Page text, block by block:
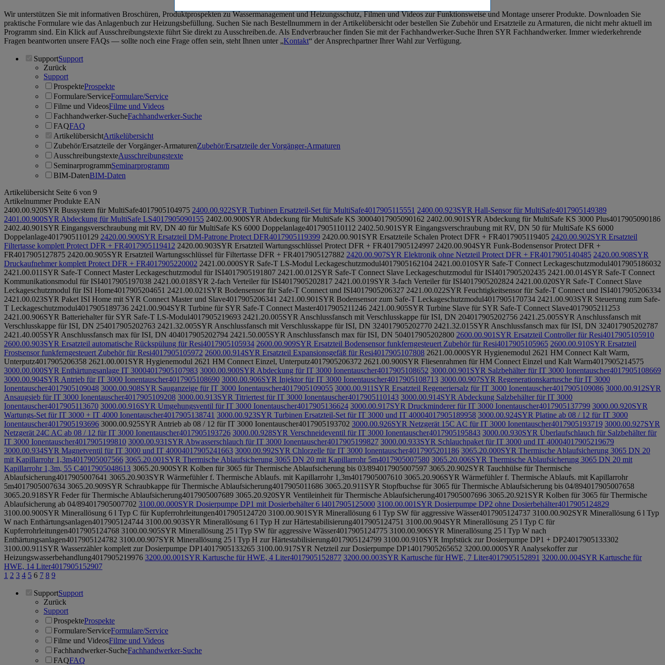
Wir unterstützen Sie mit informativen Broschüren, Produktprospekten zu Wassermanagement und Heizungsschutz, Filmen und Videos zur Funktionsweise und Montage unserer Produkte. Downloaden Sie
praktische Formulare wie das Anlagenbuch zur Heizungsbefüllung. Suchen Sie nach Bestellnummern in der Artikelübersicht oder bestellen Sie Zubehör und Ersatzteile zu Armaturen, die nicht mehr aktuell im
Programm sind. Ein Klick auf Ausschreibungstexte führt Sie direkt zu Ausschreiben.de. Als Endverbraucher finden Sie mit der Fachhandwerker-Suche Ihren SYR Fachhandwerker. Immer wiederkehrende
Fragen beantworten unsere FAQs ― sollte noch eine Frage offen sein, steht Ihnen unter „Kontakt“ der Ansprechpartner Ihrer Wahl zur Verfügung.
SupportSupport
Zurück
Support
ProspekteProspekte
Formulare/ServiceFormulare/Service
Filme und VideosFilme und Videos
Fachhandwerker-SucheFachhandwerker-Suche
FAQFAQ
ArtikelübersichtArtikelübersicht
Zubehör/Ersatzteile der Vorgänger-ArmaturenZubehör/Ersatzteile der Vorgänger-Armaturen
AusschreibungstexteAusschreibungstexte
SeminarprogrammSeminarprogramm
BIM-DatenBIM-Daten
Artikelübersicht Seite 6 von 9
Artikelnummer Produkte EAN
2400.00.920SYR Bussystem für MultiSafe4017905104975 2400.00.922SYR Turbinen Ersatzteil-Set für MultiSafe4017905115551 2400.00.923SYR Hall-Sensor für MultiSafe4017905149389
2401.00.900SYR Abdeckung für MultiSafe LS4017905090155 2402.00.900SYR Abdeckung für MultiSafe KS 30004017905090162 2402.00.901 SYR Abdeckung für MultiSafe KS 3000 Plus4017905090186
2402.40.901 SYR Eingangsverschraubung mit RV, DN 40 für MultiSafe KS 6000 Doppelanlage4017905110112 2402.50.901 SYR Eingangsverschraubung mit RV, DN 50 für MultiSafe KS 6000
Doppelanlage4017905110129 2420.00.900SYR Ersatzteil DM-Patrone Protect DFR4017905119399 2420.00.901 SYR Ersatzteile Schalen Protect DFR + FR4017905119405 2420.00.902SYR Ersatzteil
Filtertasse komplett Protect DFR + FR4017905119412 2420.00.903SYR Ersatzteil Wartungsschlüssel Protect DFR + FR4017905124997 2420.00.904SYR Funk-Bodensensor Protect DFR +
FR4017905127875 2420.00.905SYR Ersatzteil Wartungsschlüssel für Filtertasse DFR + FR4017905127882 2420.00.907SYR Elektronik ohne Netzteil Protect DFR + FR4017905140485 2420.00.908SYR
Druckaufnehmer komplett Protect DFR + FR4017905220002 2421.00.000SYR Safe-T LS-Modul Leckageschutzmodul4017905162104 2421.00.010SYR Safe-T Connect Leckageschutzmodul4017905186032
2421.00.011 SYR Safe-T Connect Master Leckageschutzmodul für ISI4017905191807 2421.00.012SYR Safe-T Connect Slave Leckageschutzmodul für ISI4017905202435 2421.00.014SYR Safe-T Connect
Kommunikationsmodul für ISI4017905197038 2421.00.018SYR 2-fach Verteiler für ISI4017905202817 2421.00.019SYR 3-fach Verteiler für ISI4017905202824 2421.00.020SYR Safe-T Connect Slave
Leckageschutzmodul für ISI Home4017905204651 2421.00.021 SYR Bodensensor für Safe-T Connect und ISI4017905206327 2421.00.022SYR Feuchtigkeitsensor für Safe-T Connect und ISI4017905206334
2421.00.023SYR Paket ISI Home mit SYR Connect Master und Slave4017905206341 2421.00.901 SYR Bodensensor zum Safe-T Leckageschutzmodul4017905170734 2421.00.903SYR Steuerung zum Safe-
T Leckageschutzmodul4017905189736 2421.00.904SYR Turbine für SYR Safe-T Connect Master4017905211246 2421.00.905SYR Turbine Slave für SYR Safe-T Connect Slave4017905211253
2421.00.906SYR Batteriehalter für SYR Safe-T LS-Modul4017905219693 2421.20.005SYR Anschlussfansch mit Verschlusskappe für ISI, DN 204017905202756 2421.25.005SYR Anschlussfansch mit
Verschlusskappe für ISI, DN 254017905202763 2421.32.005SYR Anschlussfansch mit Verschlusskappe für ISI, DN 324017905202770 2421.32.015SYR Anschlussfansch max für ISI, DN 324017905202787
2421.40.005SYR Anschlussfansch max für ISI, DN 404017905202794 2421.50.005SYR Anschlussfansch max für ISI, DN 504017905202800 2600.00.901 SYR Ersatzteil Controller für Resi4017905105910
2600.00.903SYR Ersatzteil automatische Rückspülung für Resi4017905105934 2600.00.909SYR Ersatzteil Bodensensor funkferngesteuert Zubehör für Resi4017905105965 2600.00.910SYR Ersatzteil
Frostsensor funkferngesteuert Zubehör für Resi4017905105972 2600.00.914SYR Ersatzteil Expansionsgefäß für Resi4017905107808 2621.00.000SYR Hygienemodul 2621 HM Connect Kalt Warm,
Unterputz4017905206358 2621.00.001 SYR Hygienemodul 2621 HM Connect Einzel, Unterputz4017905206372 2621.00.900SYR Fliesenrahmen für HM Connect Einzel und Kalt Warm4017905214575
3000.00.000SYR Enthärtungsanlage IT 30004017905107983 3000.00.900SYR Abdeckung für IT 3000 Ionentauscher4017905108652 3000.00.901 SYR Salzbehälter für IT 3000 Ionentauscher4017905108669
3000.00.904SYR Antrieb für IT 3000 Ionentauscher4017905108690 3000.00.906SYR Injektor für IT 3000 Ionentauscher4017905108713 3000.00.907SYR Regenerationskartusche für IT 3000
Ionentauscher4017905109048 3000.00.908SYR Sauganzeige für IT 3000 Ionentauscher4017905109055 3000.00.911 SYR Ersatzteil Regeneriersalz für IT 3000 Ionentauscher4017905109086 3000.00.912SYR
Ansaugsieb für IT 3000 Ionentauscher4017905109208 3000.00.913SYR Titriertest für IT 3000 Ionentauscher4017905110143 3000.00.914SYR Abdeckung Salzbehälter für IT 3000
Ionentauscher4017905113670 3000.00.916SYR Umgehungsventil für IT 3000 Ionentauscher4017905136624 3000.00.917SYR Druckminderer für IT 3000 Ionentauscher4017905137799 3000.00.920SYR
Wartungs-Set für IT 3000 + IT 4000 Ionentauscher4017905138741 3000.00.923SYR Turbinen Ersatzteil-Set für IT 3000 und IT 40004017905189958 3000.00.924SYR Platine ab 08 / 12 für IT 3000
Ionentauscher4017905193696 3000.00.925SYR Antrieb ab 08 / 12 für IT 3000 Ionentauscher4017905193702 3000.00.926SYR Netzgerät 15C AC für IT 3000 Ionentauscher4017905193719 3000.00.927SYR
Netzgerät 24C AC ab 08 / 12 für IT 3000 Ionentauscher4017905193726 3000.00.928SYR Verschneideventil für IT 3000 Ionentauscher4017905195843 3000.00.930SYR Überlaufschlauch für Salzbehälter für
IT 3000 Ionentauscher4017905199810 3000.00.931 SYR Abwasserschlauch für IT 3000 Ionentauscher4017905199827 3000.00.933SYR Schlauchpaket für IT 3000 und IT 40004017905219679
3000.00.934SYR Magnetventil für IT 3000 und IT 40004017905241663 3000.00.992SYR Chlorzelle für IT 3000 Ionentauscher4017905201186 3065.20.000SYR Thermische Ablaufsicherung 3065 DN 20
mit Kapillarrohr 1,3m4017905007566 3065.20.001 SYR Thermische Ablaufsicherung 3065 DN 20 mit Kapillarrohr 5m4017905007580 3065.20.006SYR Thermische Ablaufsicherung 3065 DN 20 mit
Kapillarrohr 1,3m, 55 C4017905048613 3065.20.900SYR Kolben für 3065 für Thermische Ablaufsicherung bis 03/894017905007597 3065.20.902SYR Tauchhülse für Thermische
Ablaufsicherung4017905007641 3065.20.903SYR Wärmefühler f. Thermische Ablaufs. mit Kapillarrohr 1,3m4017905007610 3065.20.906SYR Wärmefühler f. Thermische Ablaufs. mit Kapillarrohr
5m4017905007634 3065.20.909SYR Schraubkappe für Thermische Ablaufsicherung4017905011686 3065.20.911 SYR Stopfbuchse für 3065 für Thermische Ablaufsicherung bis 04/894017905007658
3065.20.918SYR Feder für Thermische Ablaufsicherung4017905007689 3065.20.920SYR Ventileinheit für Thermische Ablaufsicherung4017905007696 3065.20.921 SYR Kolben für 3065 für Thermische
Ablaufsicherung ab 04/894017905007702 3100.00.000SYR Dosierpumpe DP1 mit Dosierbehälter 6 l4017905125000 3100.00.001 SYR Dosierpumpe DP2 ohne Dosierbehälter4017905124829
3100.00.900SYR Minerallösung 6 l Typ C für Kupferrohrleitungen4017905124720 3100.00.901 SYR Minerallösung 6 l Typ SW für aggressive Wässer4017905124737 3100.00.902SYR Minerallösung 6 l Typ
W nach Enthärtungsanlagen4017905124744 3100.00.903SYR Minerallösung 6 l Typ H zur Härtestabilisierung4017905124751 3100.00.904SYR Minerallösung 25 l Typ C für
Kupferrohrleitungen4017905124768 3100.00.905SYR Minerallösung 25 l Typ SW für aggressive Wässer4017905124775 3100.00.906SYR Minerallösung 25 l Typ W nach
Enthärtungsanlagen4017905124782 3100.00.907SYR Minerallösung 25 l Typ H zur Härtestabilisierung4017905124799 3100.00.910SYR Impfstück zur Dosierpumpe DP1 + DP24017905133302
3100.00.911 SYR Wasserzähler komplett zur Dosierpumpe DP14017905133265 3100.00.917SYR Netzteil zur Dosierpumpe DP14017905265652 3200.00.000SYR Analysekoffer zur
Heizungswasserbehandlung4017905219976 3200.00.001 SYR Kartusche für HWE, 4 Liter4017905152877 3200.00.003SYR Kartusche für HWE, 7 Liter4017905152891 3200.00.004SYR Kartusche für
HWE, 14 Liter4017905152907
1 2 3 4 5 6 7 8 9
SupportSupport
Zurück
Support
ProspekteProspekte
Formulare/ServiceFormulare/Service
Filme und VideosFilme und Videos
Fachhandwerker-SucheFachhandwerker-Suche
FAQFAQ